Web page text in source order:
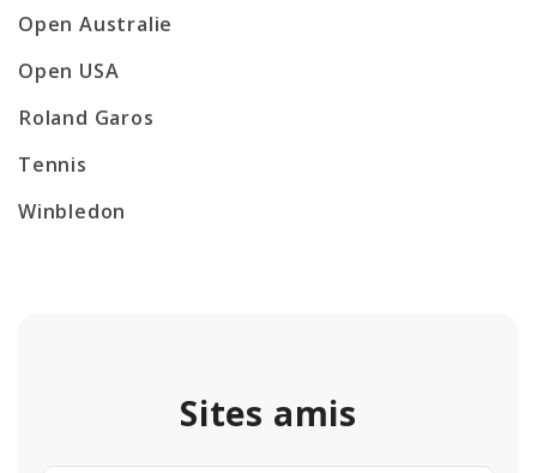
Open Australie
Open USA
Roland Garos
Tennis
Winbledon
Sites amis